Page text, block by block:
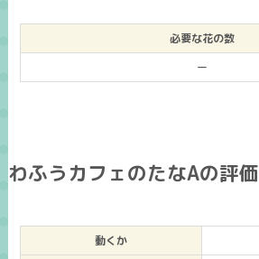
必要な花の数
ー
わふうカフェのたなAの評価
動くか